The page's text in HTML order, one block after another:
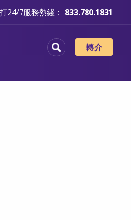
24/7服務熱綫： 833.780.1831
轉介